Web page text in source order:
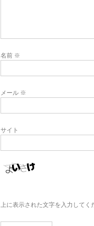
名前 ※
メール ※
サイト
上に表示された文字を入力してく